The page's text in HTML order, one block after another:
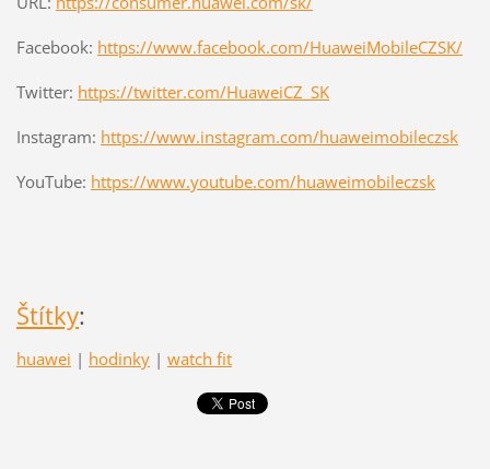
Facebook: https://www.facebook.com/HuaweiMobileCZSK/
Twitter: https://twitter.com/HuaweiCZ_SK
Instagram: https://www.instagram.com/huaweimobileczsk
YouTube: https://www.youtube.com/huaweimobileczsk
Štítky:
huawei | hodinky | watch fit